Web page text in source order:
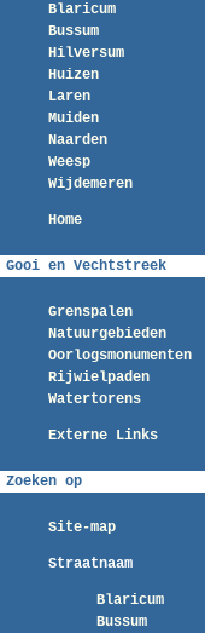
Blaricum
Bussum
Hilversum
Huizen
Laren
Muiden
Naarden
Weesp
Wijdemeren
Home
Gooi en Vechtstreek
Grenspalen
Natuurgebieden
Oorlogsmonumenten
Rijwielpaden
Watertorens
Externe Links
Zoeken op
Site-map
Straatnaam
Blaricum
Bussum